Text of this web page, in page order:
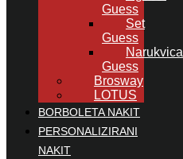
Guess
Set
Guess
Narukvica
Guess
Brosway
LOTUS
BORBOLETA NAKIT
PERSONALIZIRANI
NAKIT